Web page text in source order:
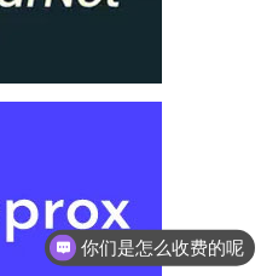
你们是怎么收费的呢
现在有优惠活动吗